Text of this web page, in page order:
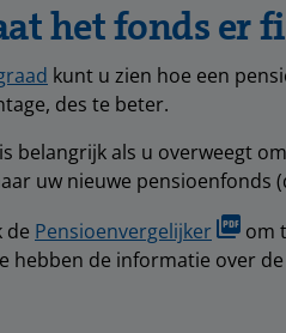
het fonds er
kunt u zien hoe een
des te beter.
belangrijk als u overweegt
uw nieuwe pensioenfonds
de Pensioenvergelijker
om
hebben de informatie over